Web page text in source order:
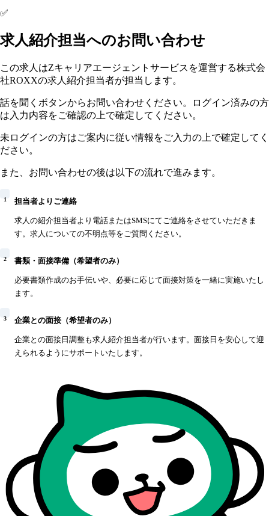
✅
求人紹介担当へのお問い合わせ
この求人はZキャリアエージェントサービスを運営する株式会
社ROXXの求人紹介担当者が担当します。
話を聞くボタンからお問い合わせください。ログイン済みの方
は入力内容をご確認の上で確定してください。
未ログインの方はご案内に従い情報をご入力の上で確定してく
ださい。
また、お問い合わせの後は以下の流れで進みます。
1 担当者よりご連絡
求人の紹介担当者より電話またはSMSにてご連絡をさせていただきま
す。求人についての不明点等をご質問ください。
2 書類・面接準備（希望者のみ）
必要書類作成のお手伝いや、必要に応じて面接対策を一緒に実施いたし
ます。
3 企業との面接（希望者のみ）
企業との面接日調整も求人紹介担当者が行います。面接日を安心して迎
えられるようにサポートいたします。